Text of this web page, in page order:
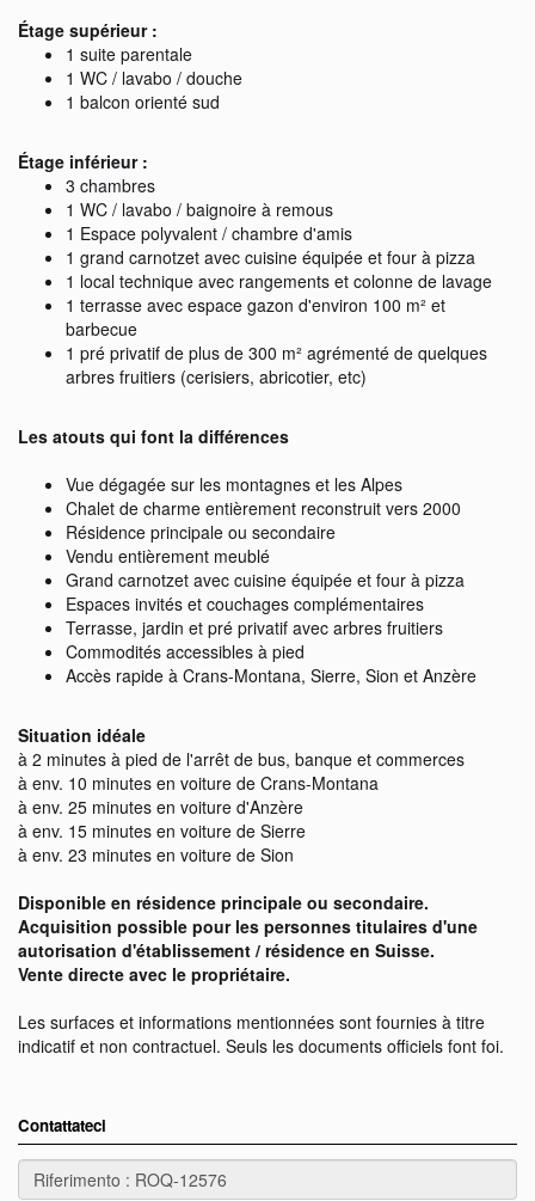
Étage supérieur :
1 suite parentale
1 WC / lavabo / douche
1 balcon orienté sud
Étage inférieur :
3 chambres
1 WC / lavabo / baignoire à remous
1 Espace polyvalent / chambre d'amis
1 grand carnotzet avec cuisine équipée et four à pizza
1 local technique avec rangements et colonne de lavage
1 terrasse avec espace gazon d'environ 100 m² et
barbecue
1 pré privatif de plus de 300 m² agrémenté de quelques
arbres fruitiers (cerisiers, abricotier, etc)
Les atouts qui font la différences
Vue dégagée sur les montagnes et les Alpes
Chalet de charme entièrement reconstruit vers 2000
Résidence principale ou secondaire
Vendu entièrement meublé
Grand carnotzet avec cuisine équipée et four à pizza
Espaces invités et couchages complémentaires
Terrasse, jardin et pré privatif avec arbres fruitiers
Commodités accessibles à pied
Accès rapide à Crans-Montana, Sierre, Sion et Anzère
Situation idéale
à 2 minutes à pied de l'arrêt de bus, banque et commerces
à env. 10 minutes en voiture de Crans-Montana
à env. 25 minutes en voiture d'Anzère
à env. 15 minutes en voiture de Sierre
à env. 23 minutes en voiture de Sion
Disponible en résidence principale ou secondaire.
Acquisition possible pour les personnes titulaires d'une
autorisation d'établissement / résidence en Suisse.
Vente directe avec le propriétaire.
Les surfaces et informations mentionnées sont fournies à titre
indicatif et non contractuel. Seuls les documents officiels font foi.
Contattateci